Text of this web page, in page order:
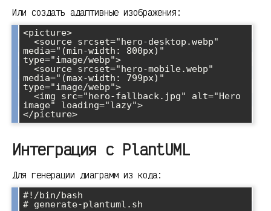
Или создать адаптивные изображения:
<picture>
media="(min-width: 800px)"
type="image/webp">
media="(max-width: 799px)"
type="image/webp">
image" loading="lazy">
</picture>
Интеграция с PlantUML
Для генерации диаграмм из кода:
#!/bin/bash
# generate-plantuml.sh